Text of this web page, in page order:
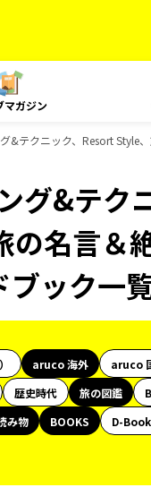
マガジン
&テクニック、Resort Style
グ&テク
名言＆
ブック一
aruco 海外 aruco
歴史時代 旅の図鑑
み物 BOOKS
D-